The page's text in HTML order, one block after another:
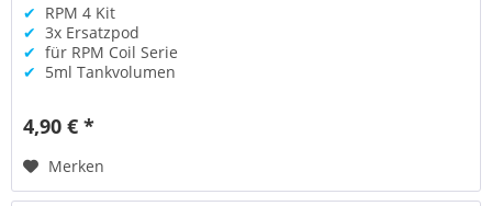
✔ RPM 4 Kit
✔ 3x Ersatzpod
✔ für RPM Coil Serie
✔ 5ml Tankvolumen
4,90 € *
Merken